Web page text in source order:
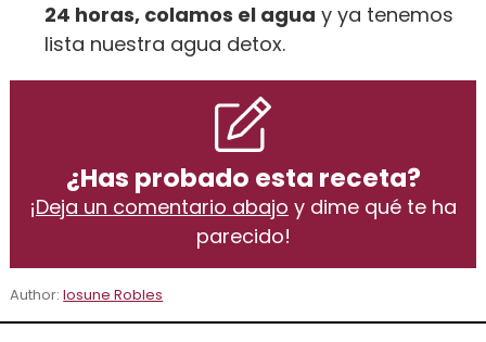
24 horas, colamos el agua y ya tenemos
lista nuestra agua detox.
¿Has probado esta receta?
¡Deja un comentario abajo y dime qué te ha
parecido!
Author:Iosune Robles